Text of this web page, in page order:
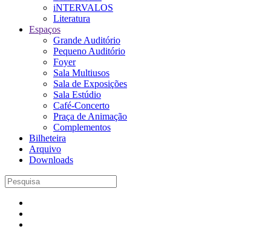
iNTERVALOS
Literatura
Espaços
Grande Auditório
Pequeno Auditório
Foyer
Sala Multiusos
Sala de Exposições
Sala Estúdio
Café-Concerto
Praça de Animação
Complementos
Bilheteira
Arquivo
Downloads